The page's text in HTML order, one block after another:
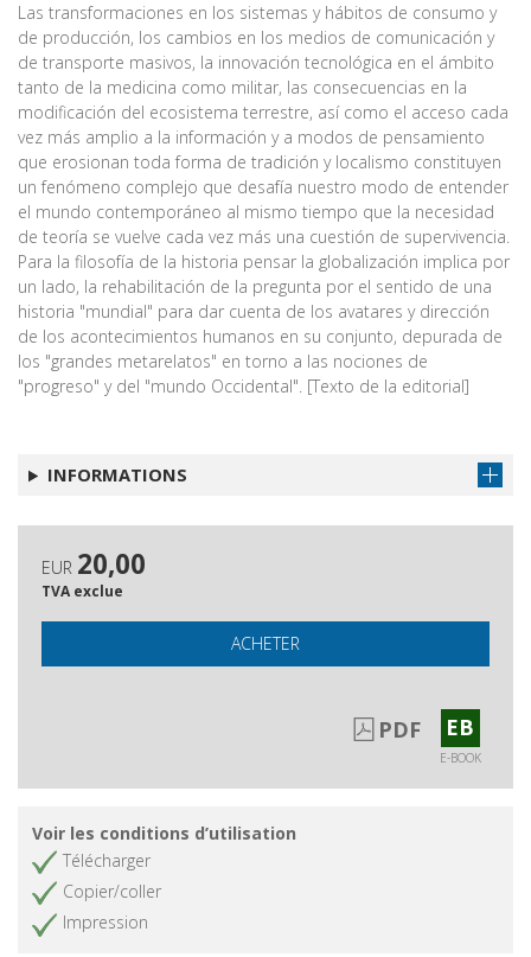
Las transformaciones en los sistemas y hábitos de consumo y
de producción, los cambios en los medios de comunicación y
de transporte masivos, la innovación tecnológica en el ámbito
tanto de la medicina como militar, las consecuencias en la
modificación del ecosistema terrestre, así como el acceso cada
vez más amplio a la información y a modos de pensamiento
que erosionan toda forma de tradición y localismo constituyen
un fenómeno complejo que desafía nuestro modo de entender
el mundo contemporáneo al mismo tiempo que la necesidad
de teoría se vuelve cada vez más una cuestión de supervivencia.
Para la filosofía de la historia pensar la globalización implica por
un lado, la rehabilitación de la pregunta por el sentido de una
historia "mundial" para dar cuenta de los avatares y dirección
de los acontecimientos humanos en su conjunto, depurada de
los "grandes metarelatos" en torno a las nociones de
"progreso" y del "mundo Occidental". [Texto de la editorial]
INFORMATIONS
EUR 20,00
TVA exclue
ACHETER
PDF EB
E-BOOK
Voir les conditions d’utilisation
Télécharger
Copier/coller
Impression